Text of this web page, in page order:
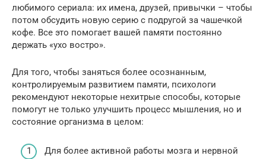
любимого сериала: их имена, друзей, привычки – чтобы
потом обсудить новую серию с подругой за чашечкой
кофе. Все это помогает вашей памяти постоянно
держать «ухо востро».
Для того, чтобы заняться более осознанным,
контролируемым развитием памяти, психологи
рекомендуют некоторые нехитрые способы, которые
помогут не только улучшить процесс мышления, но и
состояние организма в целом:
Для более активной работы мозга и нервной